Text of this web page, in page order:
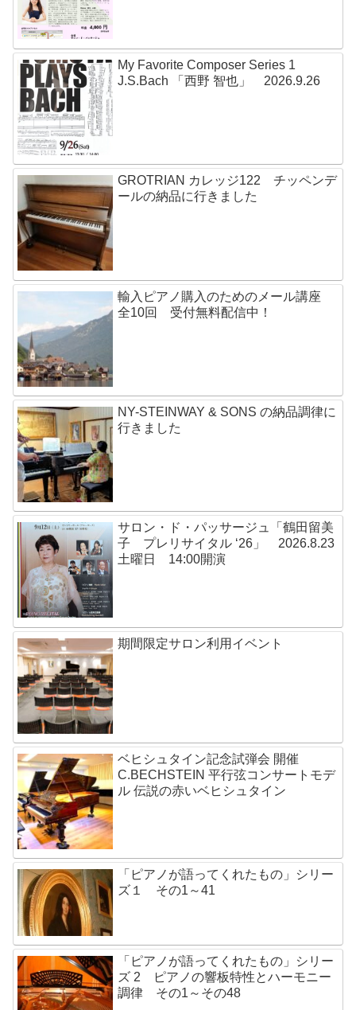
My Favorite Composer Series 1
J.S.Bach 「西野 智也」 2026.9.26
GROTRIAN カレッジ122 チッペンデ
ールの納品に行きました
輸入ピアノ購入のためのメール講座
全10回 受付無料配信中！
NY-STEINWAY & SONS の納品調律に
行きました
サロン・ド・パッサージュ「鶴田留美
子 プレリサイタル ‘26」 2026.8.23
土曜日 14:00開演
期間限定サロン利用イベント
ベヒシュタイン記念試弾会 開催
C.BECHSTEIN 平行弦コンサートモデ
ル 伝説の赤いベヒシュタイン
「ピアノが語ってくれたもの」シリー
ズ１ その1～41
「ピアノが語ってくれたもの」シリー
ズ 2 ピアノの響板特性とハーモニー
調律 その1～その48